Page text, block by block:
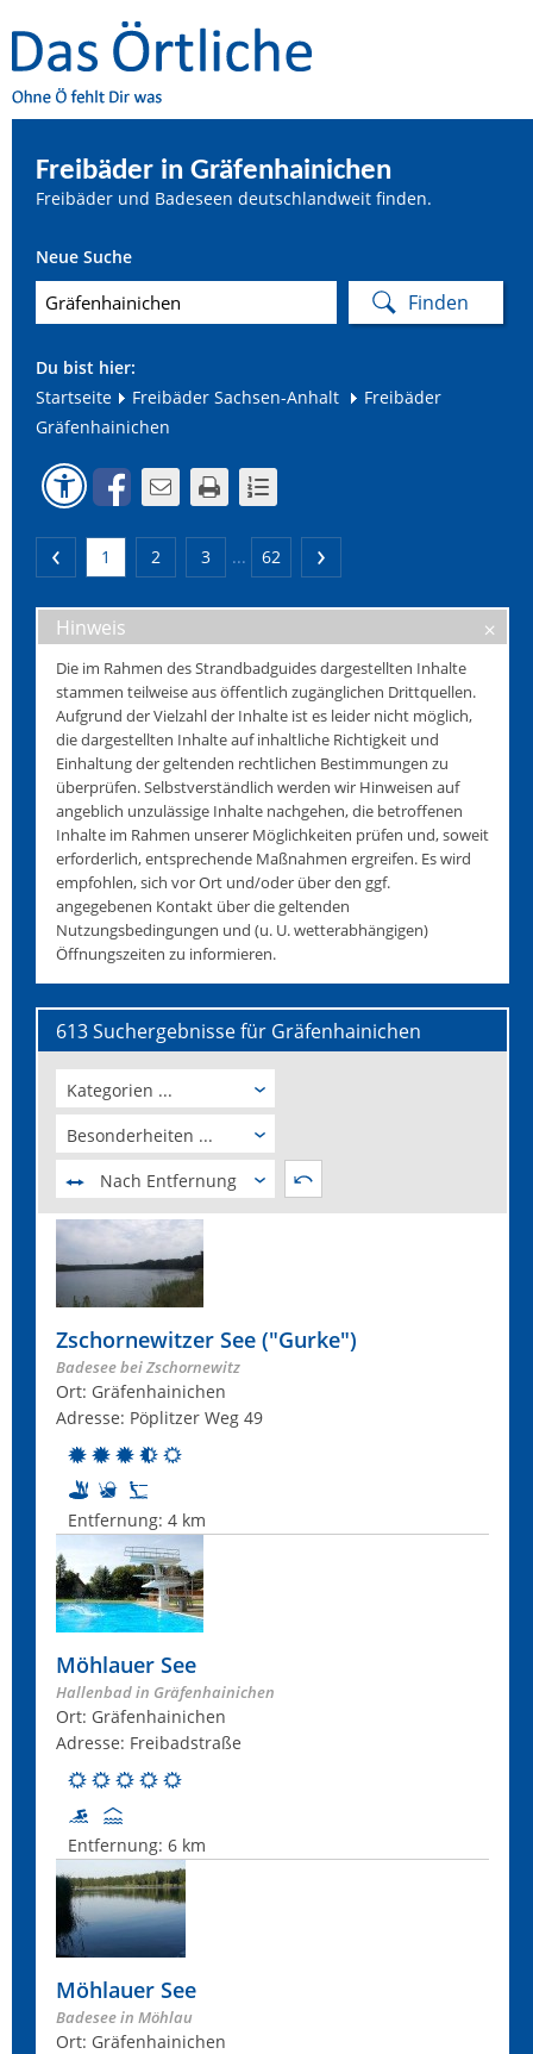
Freibäder in Gräfenhainichen
Freibäder und Badeseen deutschlandweit finden.
Neue Suche
Du bist hier:
Startseite
Freibäder Sachsen-Anhalt
Freibäder
Gräfenhainichen
1 2 3 ... 62
Hinweis
Die im Rahmen des Strandbadguides dargestellten Inhalte
stammen teilweise aus öffentlich zugänglichen Drittquellen.
Aufgrund der Vielzahl der Inhalte ist es leider nicht möglich,
die dargestellten Inhalte auf inhaltliche Richtigkeit und
Einhaltung der geltenden rechtlichen Bestimmungen zu
überprüfen. Selbstverständlich werden wir Hinweisen auf
angeblich unzulässige Inhalte nachgehen, die betroffenen
Inhalte im Rahmen unserer Möglichkeiten prüfen und, soweit
erforderlich, entsprechende Maßnahmen ergreifen. Es wird
empfohlen, sich vor Ort und/oder über den ggf.
angegebenen Kontakt über die geltenden
Nutzungsbedingungen und (u. U. wetterabhängigen)
Öffnungszeiten zu informieren.
613 Suchergebnisse für Gräfenhainichen
Kategorien ...
Besonderheiten ...
Nach Entfernung
Zschornewitzer See ("Gurke")
Badesee bei Zschornewitz
Ort: Gräfenhainichen
Adresse: Pöplitzer Weg 49
Entfernung: 4 km
Möhlauer See
Hallenbad in Gräfenhainichen
Ort: Gräfenhainichen
Adresse: Freibadstraße
Entfernung: 6 km
Möhlauer See
Badesee in Möhlau
Ort: Gräfenhainichen